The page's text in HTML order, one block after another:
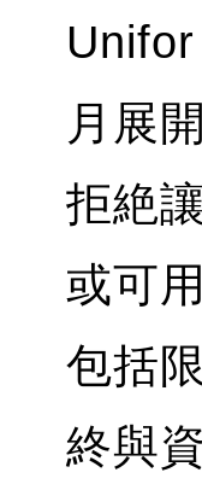
月展
拒絶
或可
包括
終與